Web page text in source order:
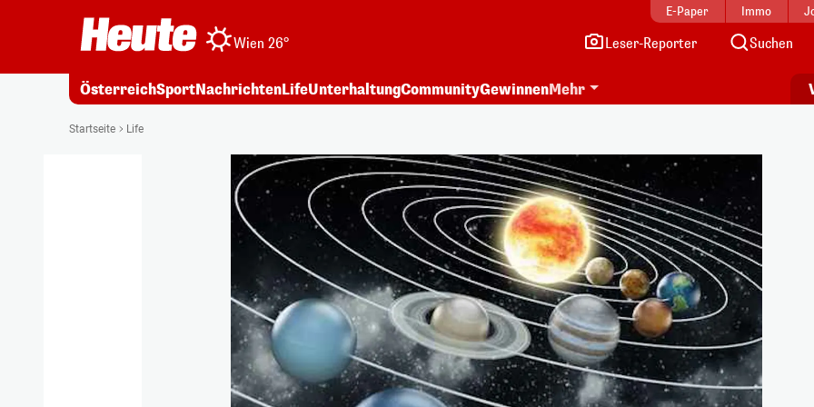
E-Paper Immo
Wien 26° Leser-Reporter Suchen
ÖsterreichSportNachrichtenLifeUnterhaltungCommunityGewinnenMehr
Startseite Life